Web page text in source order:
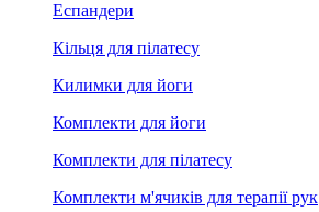
Еспандери
Кільця для пілатесу
Килимки для йоги
Комплекти для йоги
Комплекти для пілатесу
Комплекти м'ячиків для терапії рук